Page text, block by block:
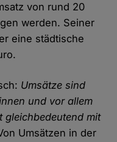
von rund 20
werden. Seiner
eine städtische
Umsätze sind
und vor allem
gleichbedeutend mit
Umsätzen in der